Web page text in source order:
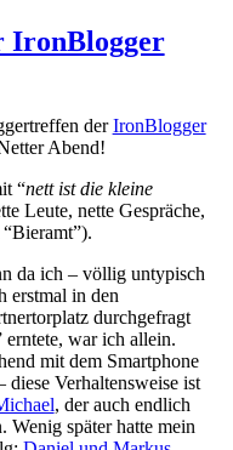
IronBlogger
derIronBlogger
Abend!
“nett ist die kleine
Leute, nette Gespräche,
da ich – völlig untypisch
erstmal in den
durchgefragt
erntete, war ich allein.
mit dem Smartphone
Verhaltensweise ist
, der auch endlich
Wenig später hatte mein